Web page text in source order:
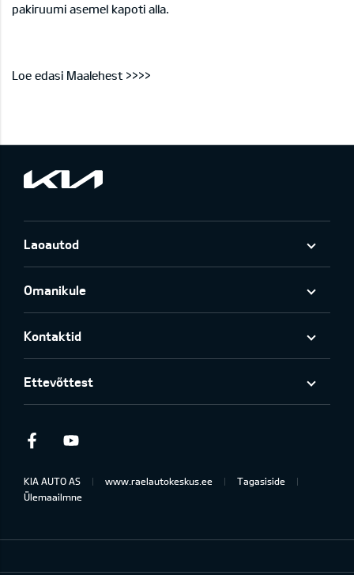
pakiruumi asemel kapoti alla.
Loe edasi Maalehest >>>>
Laoautod
Omanikule
Kontaktid
Ettevõttest
Facebook
KIA AUTO AS www.raelautokeskus.ee
Tagasiside
Ülemaailmne